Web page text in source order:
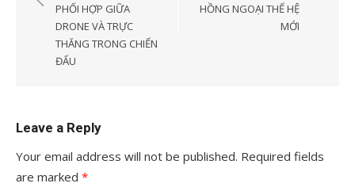
PHỐI HỢP GIỮA
DRONE VÀ TRỰC
THĂNG TRONG CHIẾN
ĐẤU
HỒNG NGOẠI THẾ HỆ
MỚI
Leave a Reply
Your email address will not be published. Required fields
are marked *